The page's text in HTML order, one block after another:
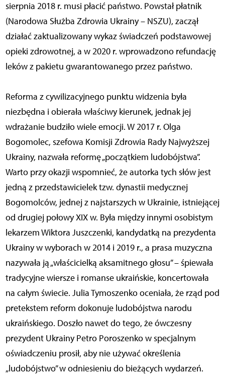
sierpnia 2018 r. musi płacić państwo. Powstał płatnik
(Narodowa Służba Zdrowia Ukrainy – NSZU), zaczął
działać zaktualizowany wykaz świadczeń podstawowej
opieki zdrowotnej, a w 2020 r. wprowadzono refundację
leków z pakietu gwarantowanego przez państwo.
Reforma z cywilizacyjnego punktu widzenia była
niezbędna i obierała właściwy kierunek, jednak jej
wdrażanie budziło wiele emocji. W 2017 r. Olga
Bogomolec, szefowa Komisji Zdrowia Rady Najwyższej
Ukrainy, nazwała reformę „początkiem ludobójstwa”.
Warto przy okazji wspomnieć, że autorka tych słów jest
jedną z przedstawicielek tzw. dynastii medycznej
Bogomolców, jednej z najstarszych w Ukrainie, istniejącej
od drugiej połowy XIX w. Była między innymi osobistym
lekarzem Wiktora Juszczenki, kandydatką na prezydenta
Ukrainy w wyborach w 2014 i 2019 r., a prasa muzyczna
nazywała ją „właścicielką aksamitnego głosu” – śpiewała
tradycyjne wiersze i romanse ukraińskie, koncertowała
na całym świecie. Julia Tymoszenko oceniała, że rząd pod
pretekstem reform dokonuje ludobójstwa narodu
ukraińskiego. Doszło nawet do tego, że ówczesny
prezydent Ukrainy Petro Poroszenko w specjalnym
oświadczeniu prosił, aby nie używać określenia
„ludobójstwo” w odniesieniu do bieżących wydarzeń.